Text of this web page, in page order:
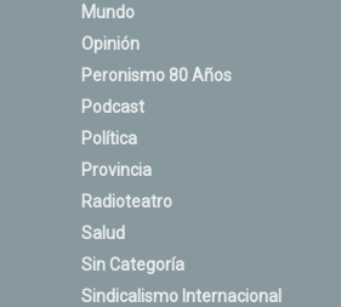
Mundo
Opinión
Peronismo 80 Años
Podcast
Política
Provincia
Radioteatro
Salud
Sin Categoría
Sindicalismo Internacional